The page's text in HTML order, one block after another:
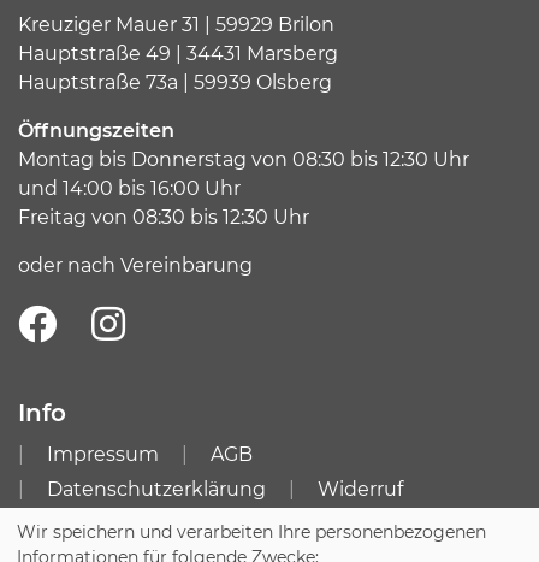
Kreuziger Mauer 31 | 59929 Brilon
Hauptstraße 49 | 34431 Marsberg
Hauptstraße 73a | 59939 Olsberg
Öffnungszeiten
Montag bis Donnerstag von 08:30 bis 12:30 Uhr
und 14:00 bis 16:00 Uhr
Freitag von 08:30 bis 12:30 Uhr
oder nach Vereinbarung
Info
Impressum
AGB
Datenschutzerklärung
Widerruf
Zugang für Kursleitende
Sitemap
Wir speichern und verarbeiten Ihre personenbezogenen
Informationen für folgende Zwecke: